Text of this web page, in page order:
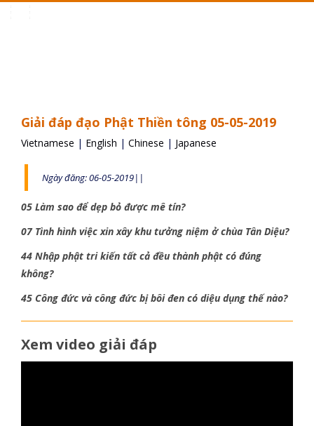
Giải đáp đạo Phật Thiền tông 05-05-2019
Vietnamese | English | Chinese | Japanese
Ngày đăng: 06-05-2019||
05 Làm sao để dẹp bỏ được mê tín?
07 Tình hình việc xin xây khu tưởng niệm ở chùa Tân Diệu?
44 Nhập phật tri kiến tất cả đều thành phật có đúng
không?
45 Công đức và công đức bị bôi đen có diệu dụng thế nào?
Xem video giải đáp